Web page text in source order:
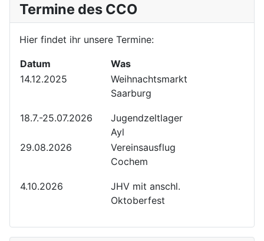
Termine des CCO
Hier findet ihr unsere Termine:
Datum
Was
14.12.2025
Weihnachtsmarkt
Saarburg
18.7.-25.07.2026
Jugendzeltlager
Ayl
29.08.2026
Vereinsausflug
Cochem
4.10.2026
JHV mit anschl.
Oktoberfest